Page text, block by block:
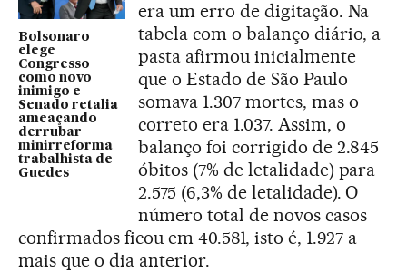
Bolsonaro
elege
Congresso
como novo
inimigo e
Senado retalia
ameaçando
derrubar
minirreforma
trabalhista de
Guedes
era um erro de digitação. Na
tabela com o balanço diário, a
pasta afirmou inicialmente
que o Estado de São Paulo
somava 1.307 mortes, mas o
correto era 1.037. Assim, o
balanço foi corrigido de 2.845
óbitos (7% de letalidade) para
2.575 (6,3% de letalidade). O
número total de novos casos
confirmados ficou em 40.581, isto é, 1.927 a
mais que o dia anterior.